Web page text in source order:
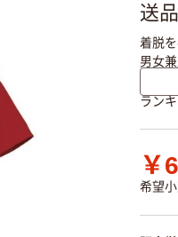
送品
着脱
男女
ラン
￥
希望